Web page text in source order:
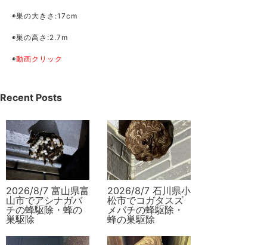
◉巣の大きさ:17cm
◉巣の高さ:2.7m
◉動画クリック
Recent Posts
2026/8/7 富山県富
山市でアシナガバ
チの蜂駆除・蜂の
巣駆除
2026/8/7 石川県小
松市でコガタスズ
メバチの蜂駆除・
蜂の巣駆除